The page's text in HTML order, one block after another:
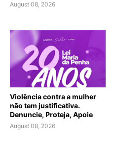
August 08, 2026
Violência contra a mulher
não tem justificativa.
Denuncie, Proteja, Apoie
August 08, 2026